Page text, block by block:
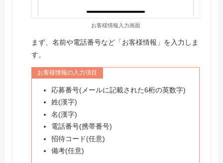
お客様情報入力画面
まず、名前や電話番号など「お客様情報」を入力しま
す。
お客様情報の入力項目
応募番号(メールに記載された6桁の英数字)
姓(漢字)
名(漢字)
電話番号(携帯番号)
招待コード(任意)
備考(任意)